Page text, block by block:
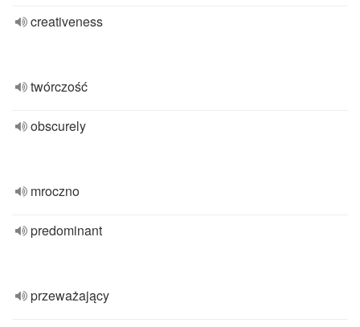
creativeness
twórczość
obscurely
mroczno
predominant
przeważający